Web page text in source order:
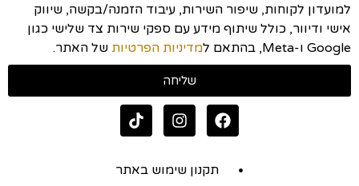
למועדון לקוחות, שיפור השירות, עיבוד הזמנה/בקשה, שיווק
אישי ודיוור, כולל שיתוף מידע עם ספקי שירות צד שלישי כגון
Google ו-Meta, בהתאם ל
מדיניות הפרטיות של האתר.
שליחה
תקנון שימוש באתר